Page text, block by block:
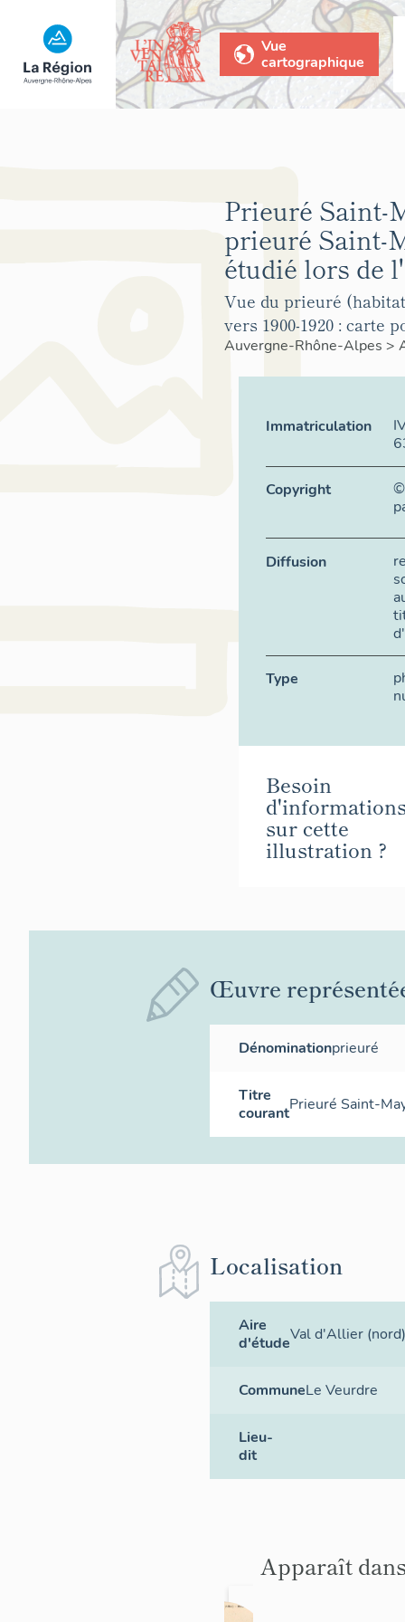
Vue
cartographique
Prieuré Saint-
prieuré Saint-
étudié lors de
Vue du prieuré
vers 1900-1920 : carte
Auvergne-Rhône-Alpes >
Immatriculation
Copyright
Diffusion
Type
Besoin
sur cette
illustration ?
Œuvre
Dénominationprieuré
Titre
courantPrieuré Saint-
Localisation
Aire
d'étudeVal d'Allier (nord)
CommuneLe Veurdre
Lieu-
dit
Apparaît